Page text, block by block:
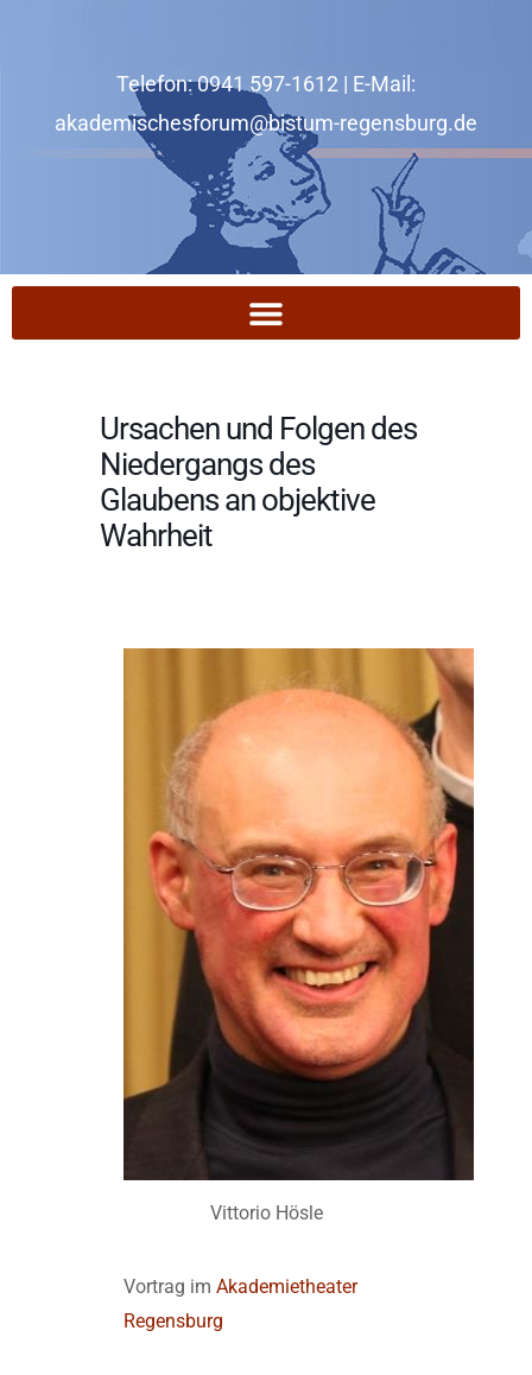
Telefon: 0941 597-1612 | E-Mail:
akademischesforum@bistum-regensburg.de
Ursachen und Folgen des
Niedergangs des
Glaubens an objektive
Wahrheit
Vittorio Hösle
Vortrag im Akademietheater
Regensburg